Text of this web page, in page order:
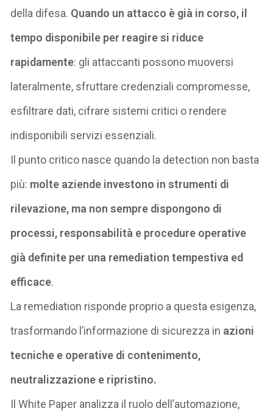
della difesa. Quando un attacco è già in corso, il
tempo disponibile per reagire si riduce
rapidamente: gli attaccanti possono muoversi
lateralmente, sfruttare credenziali compromesse,
esfiltrare dati, cifrare sistemi critici o rendere
indisponibili servizi essenziali.
Il punto critico nasce quando la detection non basta
più: molte aziende investono in strumenti di
rilevazione, ma non sempre dispongono di
processi, responsabilità e procedure operative
già definite per una remediation tempestiva ed
efficace.
La remediation risponde proprio a questa esigenza,
trasformando l’informazione di sicurezza in azioni
tecniche e operative di contenimento,
neutralizzazione e ripristino.
Il White Paper analizza il ruolo dell’automazione,